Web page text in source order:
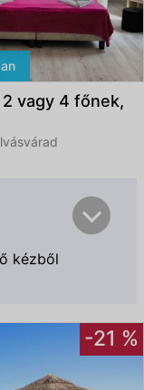
vagy 4 főnek,
kézből
-21 %